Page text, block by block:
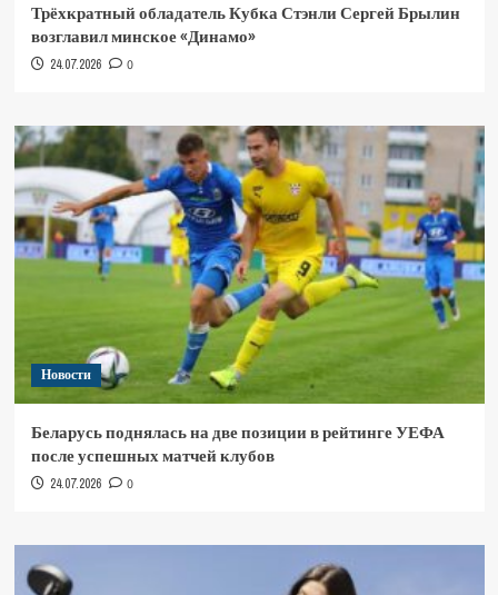
Трёхкратный обладатель Кубка Стэнли Сергей Брылин
возглавил минское «Динамо»
24.07.2026 0
Новости
Беларусь поднялась на две позиции в рейтинге УЕФА
после успешных матчей клубов
24.07.2026 0